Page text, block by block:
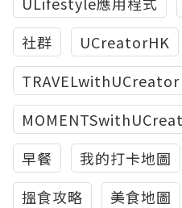
社群
UCreatorHK
TRAVELwithUCreator
早餐
我的打卡地圖
搵食攻略
美食地圖